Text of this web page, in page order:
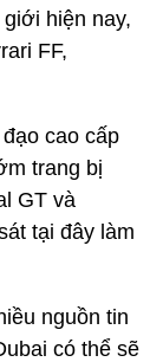
hiện nay,
FF,
cao cấp
trang bị
GT và
tại đây làm
nguồn tin
có thể sẽ